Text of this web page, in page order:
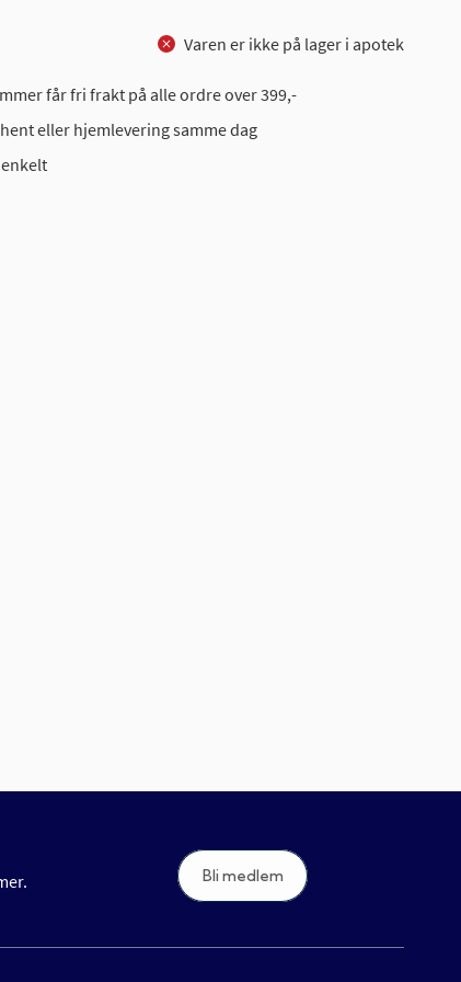
Varen er ikke på lager i apotek
får fri frakt på alle ordre over 399,-
eller hjemlevering samme dag
Bli medlem